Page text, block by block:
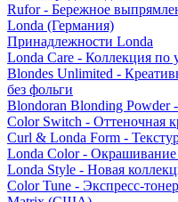
Rufor - Бережное
Londa (Германия)
Принадлежности Londa
Londa Care - Коллекция по
Blondes Unlimited -
без фольги
Blondoran Blonding Powder
Color Switch - Оттеночная
Curl & Londa Form -
Londa Color - Окрашивание
Londa Style - Новая
Color Tune - Экспресс-